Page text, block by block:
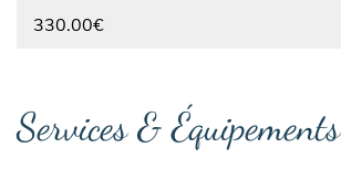
330.00€
Services & Équipements